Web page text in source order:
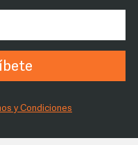
y Condiciones